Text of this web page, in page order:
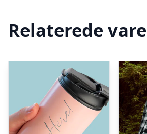
Relaterede